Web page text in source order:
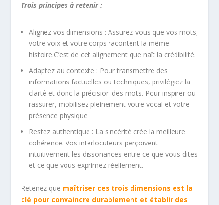
Trois principes à retenir :
Alignez vos dimensions : Assurez-vous que vos mots,
votre voix et votre corps racontent la même
histoire.C’est de cet alignement que naît la crédibilité.
Adaptez au contexte : Pour transmettre des
informations factuelles ou techniques, privilégiez la
clarté et donc la précision des mots. Pour inspirer ou
rassurer, mobilisez pleinement votre vocal et votre
présence physique.
Restez authentique : La sincérité crée la meilleure
cohérence. Vos interlocuteurs perçoivent
intuitivement les dissonances entre ce que vous dites
et ce que vous exprimez réellement.
Retenez que maîtriser ces trois dimensions est la
clé pour convaincre durablement et établir des